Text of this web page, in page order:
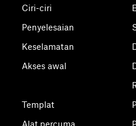
Ciri-ciri
Penyelesaian
Keselamatan
Akses awal
Templat
Alat percuma